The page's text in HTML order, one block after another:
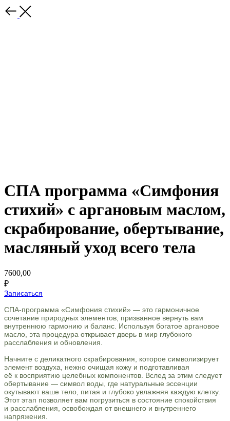
СПА программа «Симфония
стихий» с аргановым маслом,
скрабирование, обертывание,
масляный уход всего тела
7600,00
₽
Записаться
СПА-программа «Симфония стихий» — это гармоничное
сочетание природных элементов, призванное вернуть вам
внутреннюю гармонию и баланс. Используя богатое аргановое
масло, эта процедура открывает дверь в мир глубокого
расслабления и обновления.
Начните с деликатного скрабирования, которое символизирует
элемент воздуха, нежно очищая кожу и подготавливая
её к восприятию целебных компонентов. Вслед за этим следует
обертывание — символ воды, где натуральные эссенции
окутывают ваше тело, питая и глубоко увлажняя каждую клетку.
Этот этап позволяет вам погрузиться в состояние спокойствия
и расслабления, освобождая от внешнего и внутреннего
напряжения.